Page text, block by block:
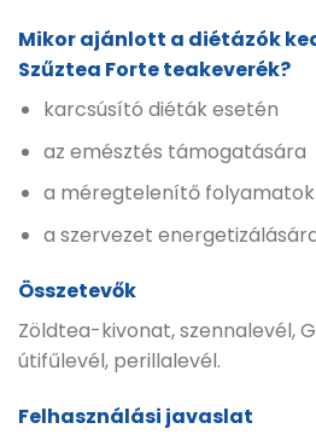
Mikor ajánlott a diétázók
Szűztea Forte teakeverék?
karcsúsító diéták esetén
az emésztés támogatására
a méregtelenítő
a szervezet
Összetevők
Zöldtea-kivonat, szennalevél,
útifűlevél, perillalevél.
Felhasználási javaslat